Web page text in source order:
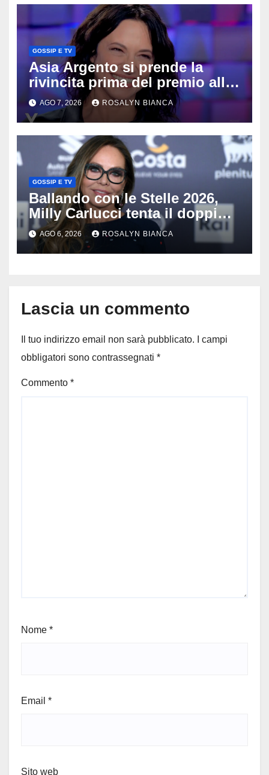
GOSSIP E TV
Asia Argento si prende la
rivincita prima del premio alla
carriera: «Mi chiamano
raccomandata e cagna»
AGO 7, 2026 ROSALYN BIANCA
GOSSIP E TV
Ballando con le Stelle 2026,
Milly Carlucci tenta il doppio
colpo: tra i papabili Ornella
Muti e Monica Guerritore
AGO 6, 2026 ROSALYN BIANCA
Lascia un commento
Il tuo indirizzo email non sarà pubblicato.
I campi
obbligatori sono contrassegnati *
Commento *
Nome *
Email *
Sito web